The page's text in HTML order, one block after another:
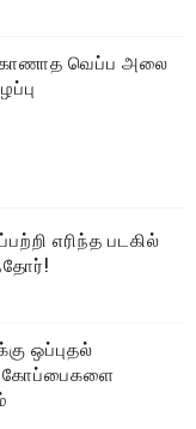
காணாத வெப்ப அலை
எரிந்த படகில்
ஒப்புதல்
கோப்பைகளை